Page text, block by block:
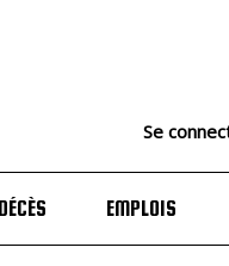
Se
DÉCÈS EMPLOIS